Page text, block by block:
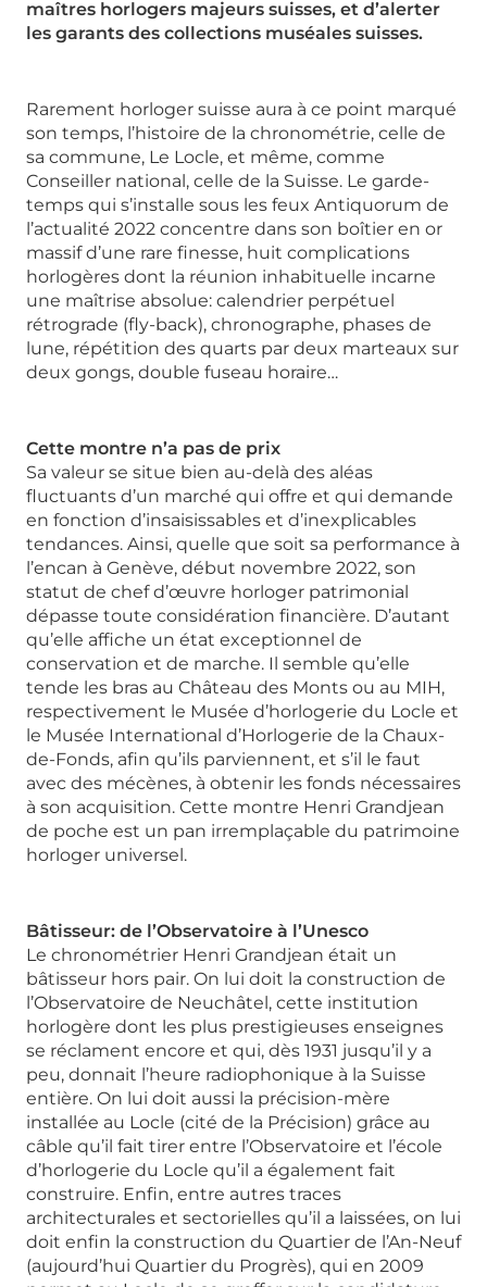
maîtres horlogers majeurs suisses, et d’alerter
les garants des collections muséales suisses.
Rarement horloger suisse aura à ce point marqué
son temps, l’histoire de la chronométrie, celle de
sa commune, Le Locle, et même, comme
Conseiller national, celle de la Suisse. Le garde-
temps qui s’installe sous les feux Antiquorum de
l’actualité 2022 concentre dans son boîtier en or
massif d’une rare finesse, huit complications
horlogères dont la réunion inhabituelle incarne
une maîtrise absolue: calendrier perpétuel
rétrograde (fly-back), chronographe, phases de
lune, répétition des quarts par deux marteaux sur
deux gongs, double fuseau horaire…
Cette montre n’a pas de prix
Sa valeur se situe bien au-delà des aléas
fluctuants d’un marché qui offre et qui demande
en fonction d’insaisissables et d’inexplicables
tendances. Ainsi, quelle que soit sa performance à
l’encan à Genève, début novembre 2022, son
statut de chef d’œuvre horloger patrimonial
dépasse toute considération financière. D’autant
qu’elle affiche un état exceptionnel de
conservation et de marche. Il semble qu’elle
tende les bras au Château des Monts ou au MIH,
respectivement le Musée d’horlogerie du Locle et
le Musée International d’Horlogerie de la Chaux-
de-Fonds, afin qu’ils parviennent, et s’il le faut
avec des mécènes, à obtenir les fonds nécessaires
à son acquisition. Cette montre Henri Grandjean
de poche est un pan irremplaçable du patrimoine
horloger universel.
Bâtisseur: de l’Observatoire à l’Unesco
Le chronométrier Henri Grandjean était un
bâtisseur hors pair. On lui doit la construction de
l’Observatoire de Neuchâtel, cette institution
horlogère dont les plus prestigieuses enseignes
se réclament encore et qui, dès 1931 jusqu’il y a
peu, donnait l’heure radiophonique à la Suisse
entière. On lui doit aussi la précision-mère
installée au Locle (cité de la Précision) grâce au
câble qu’il fait tirer entre l’Observatoire et l’école
d’horlogerie du Locle qu’il a également fait
construire. Enfin, entre autres traces
architecturales et sectorielles qu’il a laissées, on lui
doit enfin la construction du Quartier de l’An-Neuf
(aujourd’hui Quartier du Progrès), qui en 2009